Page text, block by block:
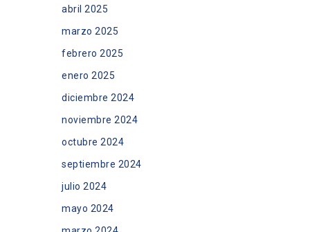
abril 2025
marzo 2025
febrero 2025
enero 2025
diciembre 2024
noviembre 2024
octubre 2024
septiembre 2024
julio 2024
mayo 2024